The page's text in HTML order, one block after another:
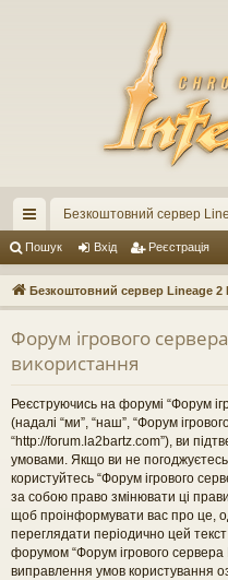
ви
дк
ий
до
уп
Безкоштовний сервер
Пошук Вхід Реєстрація
Безкоштовний сервер Lineage 2
Форум ігрового
використання
Реєструючись на форумі “Форум
(надалі “ми”, “наш”, “Форум
“http://forum.la2bartz.com”), ви
умовами. Якщо ви не
користуйтесь “Форум ігрового
за собою право змінювати ці
щоб проінформувати вас про це,
переглядати періодично цей
форумом “Форум ігрового
виправлення умов користування